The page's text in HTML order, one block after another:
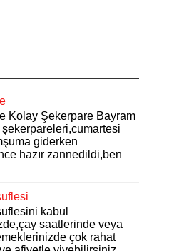
Kolay Şekerpare Bayram
şekerpareleri,cumartesi
giderken
hazır zannedildi,ben
kabul
saatlerinde veya
çok rahat